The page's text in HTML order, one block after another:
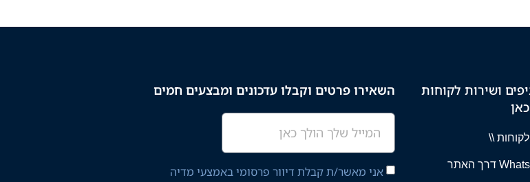
ושירות לקוחות
\\
השאירו פרטים וקבלו עדכונים ומבצעים חמים
אני מאשר/ת קבלת דיוור פרסומי באמצעי מדיה